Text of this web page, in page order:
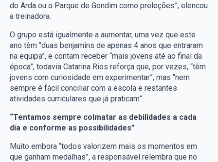
do Arda ou o Parque de Gondim como preleções”, elencou
a treinadora.
O grupo está igualmente a aumentar, uma vez que este
ano têm “duas benjamins de apenas 4 anos que entraram
na equipa”, e contam receber “mais jovens até ao final da
época”, todavia Catarina Rios reforça que, por vezes, “têm
jovens com curiosidade em experimentar”, mas “nem
sempre é fácil conciliar com a escola e restantes
atividades curriculares que já praticam”.
“Tentamos sempre colmatar as debilidades a cada
dia e conforme as possibilidades”
Muito embora “todos valorizem mais os momentos em
que ganham medalhas”, a responsável relembra que no